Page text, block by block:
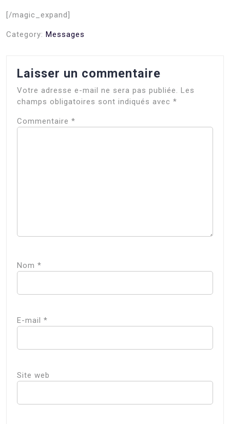
[/magic_expand]
Category: Messages
Laisser un commentaire
Votre adresse e-mail ne sera pas publiée. Les
champs obligatoires sont indiqués avec *
Commentaire *
Nom *
E-mail *
Site web